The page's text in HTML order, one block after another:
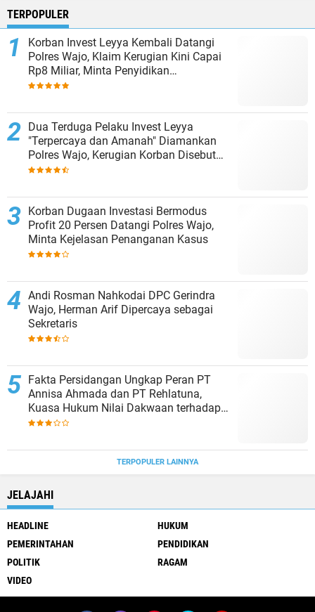
TERPOPULER
Korban Invest Leyya Kembali Datangi
Polres Wajo, Klaim Kerugian Kini Capai
Rp8 Miliar, Minta Penyidikan
Dituntaskan
Dua Terduga Pelaku Invest Leyya
"Terpercaya dan Amanah" Diamankan
Polres Wajo, Kerugian Korban Disebut
Capai Rp8 Miliar
Korban Dugaan Investasi Bermodus
Profit 20 Persen Datangi Polres Wajo,
Minta Kejelasan Penanganan Kasus
Andi Rosman Nahkodai DPC Gerindra
Wajo, Herman Arif Dipercaya sebagai
Sekretaris
Fakta Persidangan Ungkap Peran PT
Annisa Ahmada dan PT Rehlatuna,
Kuasa Hukum Nilai Dakwaan terhadap
Asmar Lambo Tidak Berdasar
TERPOPULER LAINNYA
JELAJAHI
HEADLINE
HUKUM
PEMERINTAHAN
PENDIDIKAN
POLITIK
RAGAM
VIDEO